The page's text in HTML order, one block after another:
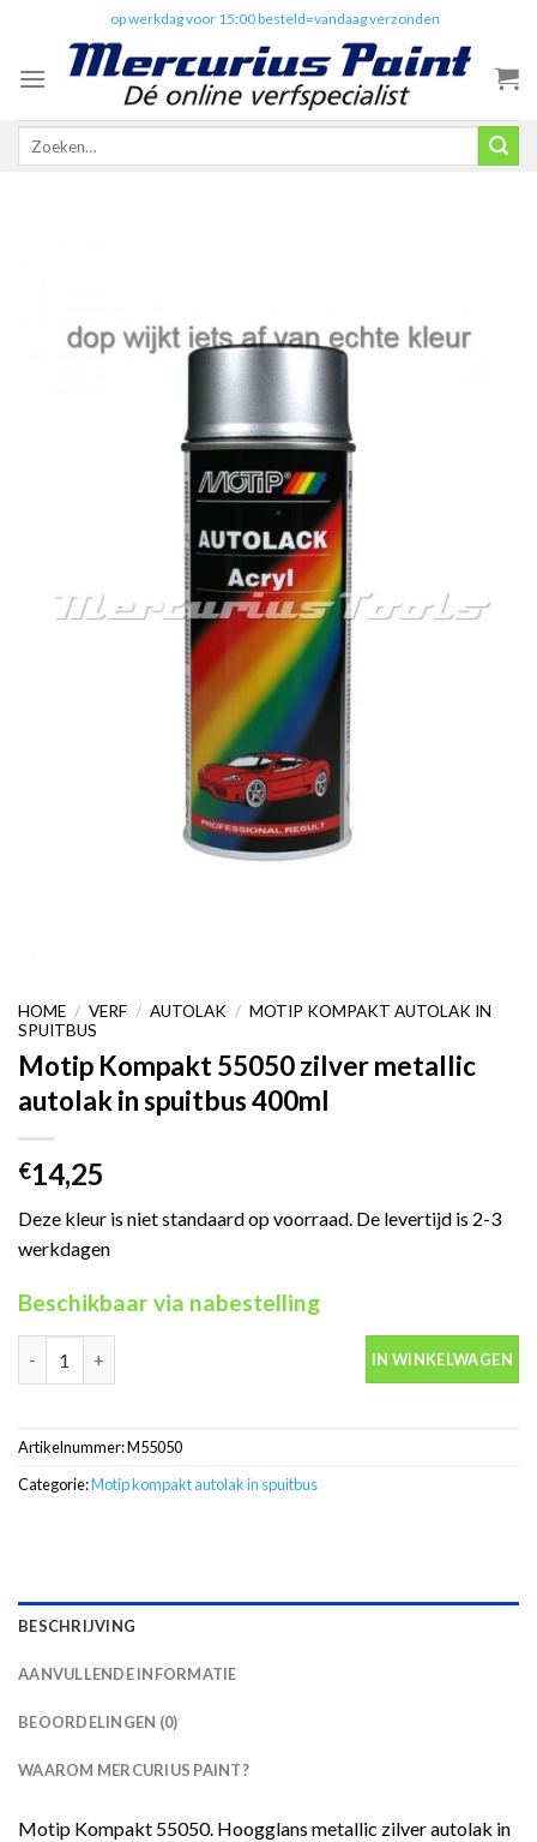
content
op werkdag voor 15:00 besteld=vandaag verzonden
Zoeken
HOME / VERF / AUTOLAK / MOTIP KOMPAKT AUTOLAK IN
SPUITBUS
Motip Kompakt 55050 zilver metallic
autolak in spuitbus 400ml
€14,25
Deze kleur is niet standaard op voorraad. De levertijd is 2-3
werkdagen
Beschikbaar via nabestelling
Motip Kompakt 55050 zilver metallic autolak in spuitbus 400ml
IN WINKELWAGEN
Artikelnummer:M55050
Categorie:Motip kompakt autolak in spuitbus
BESCHRIJVING
AANVULLENDE INFORMATIE
BEOORDELINGEN (0)
WAAROM MERCURIUS PAINT?
Motip Kompakt 55050. Hoogglans metallic zilver autolak in